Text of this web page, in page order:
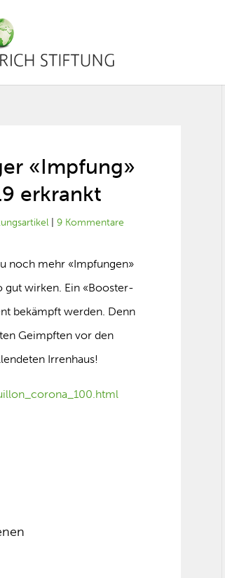
«Impfung»
erkrankt
|9 Kommentare
noch mehr «Impfungen»
gut wirken. Ein «Booster-
bekämpft werden. Denn
Geimpften vor den
Irrenhaus!